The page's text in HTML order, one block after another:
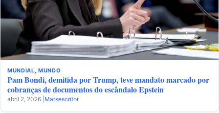
MUNDIAL, MUNDO
Pam Bondi, demitida por Trump, teve mandato marcado por
cobranças de documentos do escândalo Epstein
abril 2, 2026 | Marsescritor